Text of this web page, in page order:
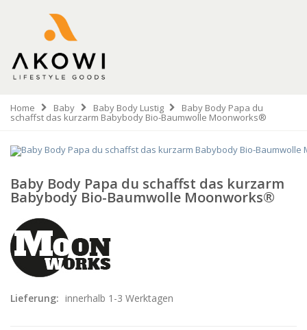
Home Baby Baby Body Lustig Baby Body Papa du
schaffst das kurzarm Babybody Bio-Baumwolle Moonworks®
Baby Body Papa du schaffst das kurzarm
Babybody Bio-Baumwolle Moonworks®
Lieferung: innerhalb 1-3 Werktagen